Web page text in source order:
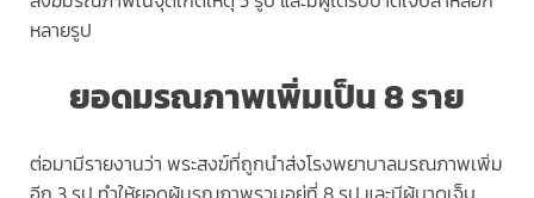
หลายรูป
ยอดมรณภาพเพิ่มเป็น 8 ราย
ต่อมามีรายงานว่า พระสงฆ์ที่ถูกนำส่งโรงพยาบาลมรณภาพเพิ่ม